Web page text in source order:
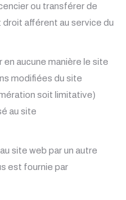
ou transférer de
afférent au service du
aucune manière le site
modifiées du site
soit limitative)
au site
site web par un autre
est fournie par